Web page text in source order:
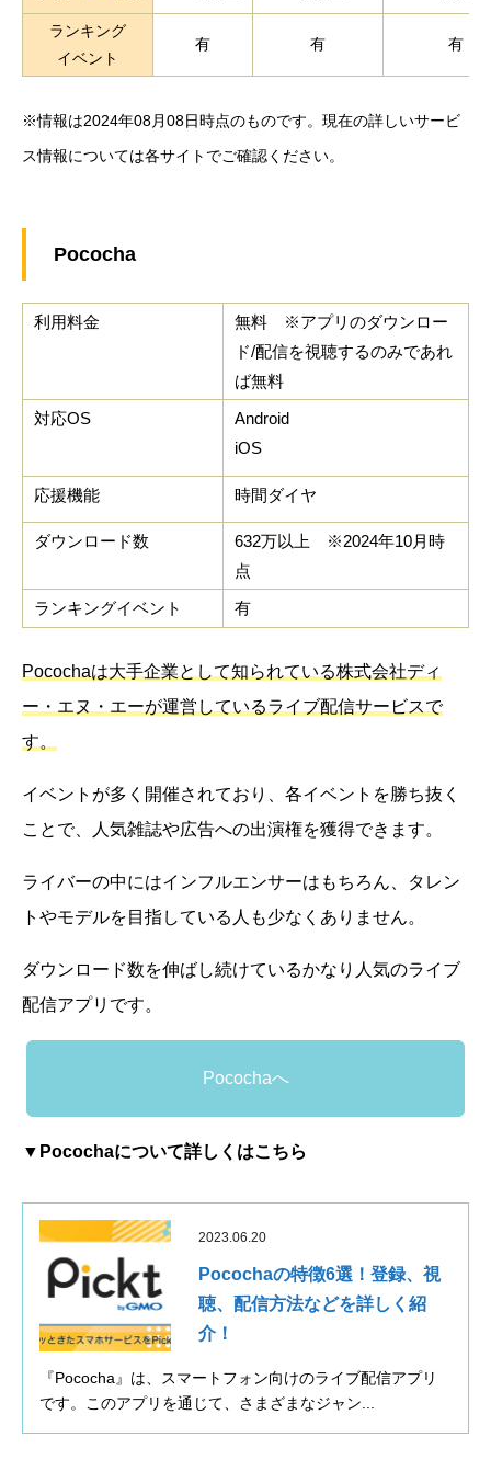
ランキング
イベント
有 有 有
※情報は2024年08月08日時点のものです。現在の詳しいサービ
ス情報については各サイトでご確認ください。
Pococha
利用料金
無料 ※アプリのダウンロー
ド/配信を視聴するのみであれ
ば無料
対応OS
Android
iOS
応援機能 時間ダイヤ
ダウンロード数
632万以上 ※2024年10月時
点
ランキングイベント
有
Pocochaは大手企業として知られている株式会社ディ
ー・エヌ・エーが運営しているライブ配信サービスで
す。
イベントが多く開催されており、各イベントを勝ち抜く
ことで、人気雑誌や広告への出演権を獲得できます。
ライバーの中にはインフルエンサーはもちろん、タレン
トやモデルを目指している人も少なくありません。
ダウンロード数を伸ばし続けているかなり人気のライブ
配信アプリです。
Pocochaへ
▼Pocochaについて詳しくはこちら
2023.06.20
Pocochaの特徴6選！登録、視
聴、配信方法などを詳しく紹
介！
『Pococha』は、スマートフォン向けのライブ配信アプリ
です。このアプリを通じて、さまざまなジャン...